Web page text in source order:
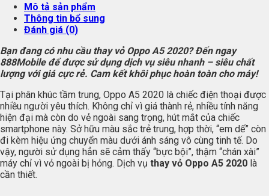
Mô tả sản phẩm
Thông tin bổ sung
Đánh giá (0)
Bạn đang có nhu cầu thay vỏ Oppo A5 2020? Đến ngay
888Mobile để được sử dụng dịch vụ siêu nhanh – siêu chất
lượng với giá cực rẻ. Cam kết khôi phục hoàn toàn cho máy!
Tại phân khúc tầm trung, Oppo A5 2020 là chiếc điện thoại được
nhiều người yêu thích. Không chỉ vì giá thành rẻ, nhiều tính năng
hiện đại mà còn do vẻ ngoài sang trọng, hút mắt của chiếc
smartphone này. Sở hữu màu sắc trẻ trung, hợp thời, “em dế” còn
đi kèm hiệu ứng chuyển màu dưới ánh sáng vô cùng tinh tế. Do
vậy, người sử dụng hẳn sẽ cảm thấy “bực bội”, thậm “chán xài”
máy chỉ vì vỏ ngoài bị hỏng. Dịch vụ thay vỏ Oppo A5 2020 là
cần thiết.